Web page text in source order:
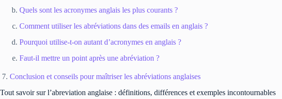
Quels sont les acronymes anglais les plus courants ?
Comment utiliser les abréviations dans des emails en anglais ?
Pourquoi utilise-t-on autant d’acronymes en anglais ?
Faut-il mettre un point après une abréviation ?
Conclusion et conseils pour maîtriser les abréviations anglaises
Tout savoir sur l’abreviation anglaise : définitions, différences et exemples incontournables